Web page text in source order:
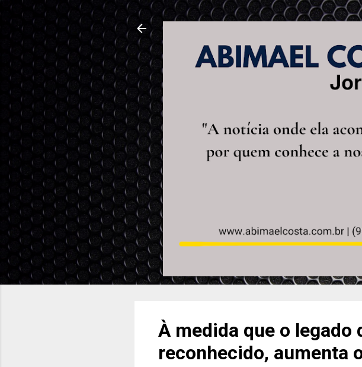
Pular
À medida que o legado
reconhecido, aumenta